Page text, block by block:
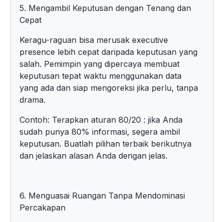
5. Mengambil Keputusan dengan Tenang dan
Cepat
Keragu-raguan bisa merusak executive
presence lebih cepat daripada keputusan yang
salah. Pemimpin yang dipercaya membuat
keputusan tepat waktu menggunakan data
yang ada dan siap mengoreksi jika perlu, tanpa
drama.
Contoh: Terapkan aturan 80/20 : jika Anda
sudah punya 80% informasi, segera ambil
keputusan. Buatlah pilihan terbaik berikutnya
dan jelaskan alasan Anda dengan jelas.
6. Menguasai Ruangan Tanpa Mendominasi
Percakapan